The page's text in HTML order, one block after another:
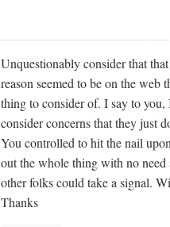
Unquestionably consider that
reason seemed to be on the web
thing to consider of. I say to
consider concerns that they just
You controlled to hit the nail
out the whole thing with no need
other folks could take a signal.
Thanks